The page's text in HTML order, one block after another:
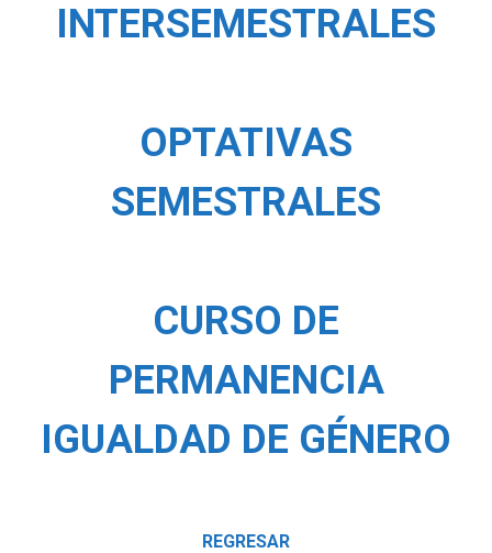
INTERSEMESTRALES
OPTATIVAS
SEMESTRALES
CURSO DE
PERMANENCIA
IGUALDAD DE GÉNERO
REGRESAR